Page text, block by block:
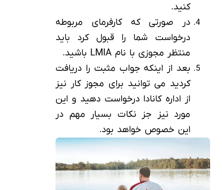
کنید.
در صورتی که کارفرمای مربوطه
درخواست شما را قبول کرد باید
منتظر مجوزی با نام LMIA باشید.
بعد از اینکه جواب مثبت را دریافت
کردید می توانید برای مجوز کار نیز
از اداره کانادا درخواست دهید و این
مورد نیز جز نکات بسیار مهم در
این خصوص خواهد بود.